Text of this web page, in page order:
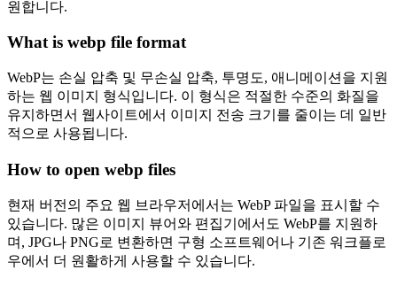
원합니다.
What is webp file format
WebP는 손실 압축 및 무손실 압축, 투명도, 애니메이션을 지원
하는 웹 이미지 형식입니다. 이 형식은 적절한 수준의 화질을
유지하면서 웹사이트에서 이미지 전송 크기를 줄이는 데 일반
적으로 사용됩니다.
How to open webp files
현재 버전의 주요 웹 브라우저에서는 WebP 파일을 표시할 수
있습니다. 많은 이미지 뷰어와 편집기에서도 WebP를 지원하
며, JPG나 PNG로 변환하면 구형 소프트웨어나 기존 워크플로
우에서 더 원활하게 사용할 수 있습니다.